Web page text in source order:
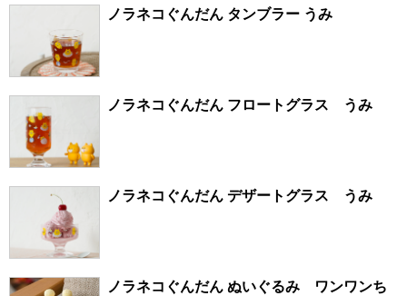
ノラネコぐんだん タンブラー うみ
ノラネコぐんだん フロートグラス うみ
ノラネコぐんだん デザートグラス うみ
ノラネコぐんだん ぬいぐるみ ワンワンち